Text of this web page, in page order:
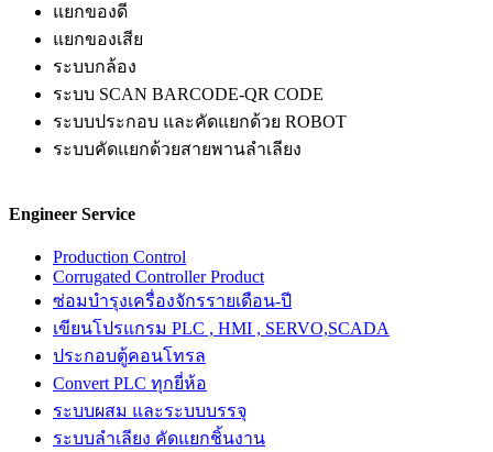
แยกของดี
แยกของเสีย
ระบบกล้อง
ระบบ SCAN BARCODE-QR CODE
ระบบประกอบ และคัดแยกด้วย ROBOT
ระบบคัดแยกด้วยสายพานลำเลียง
Engineer Service
Production Control
Corrugated Controller Product
ซ่อมบำรุงเครื่องจักรรายเดือน-ปี
เขียนโปรแกรม PLC , HMI , SERVO,SCADA
ประกอบตู้คอนโทรล
Convert PLC ทุกยี่ห้อ
ระบบผสม และระบบบรรจุ
ระบบลำเลียง คัดแยกชิ้นงาน